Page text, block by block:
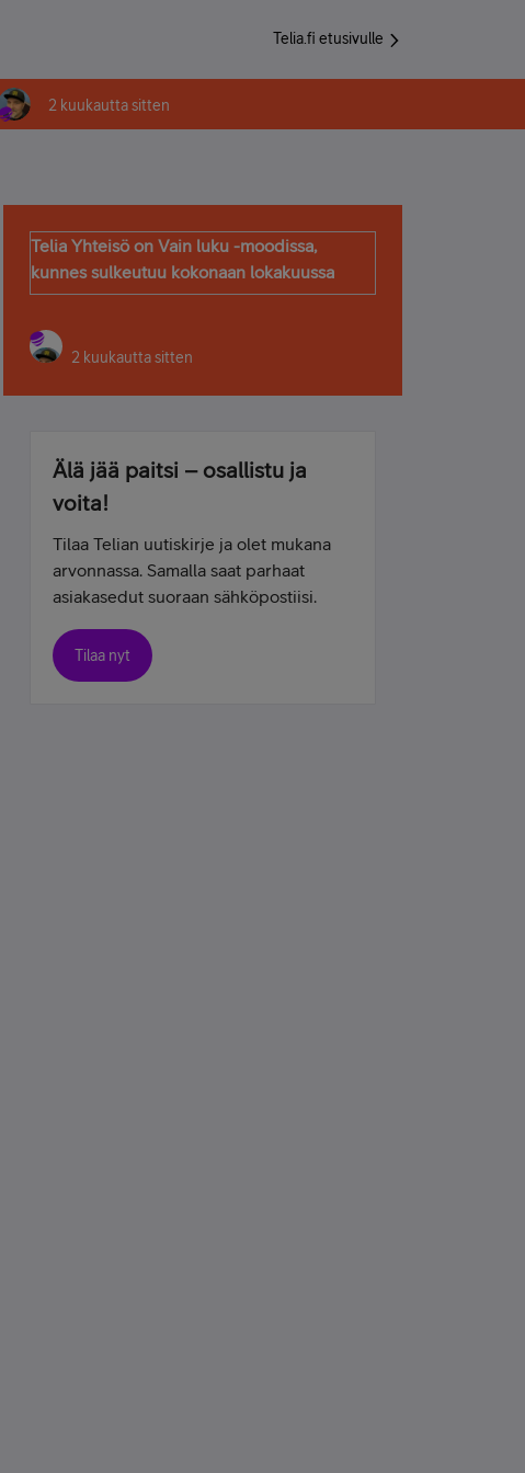
Telia.fi etusivulle
2 kuukautta sitten
Telia Yhteisö on Vain luku -moodissa,
kunnes sulkeutuu kokonaan lokakuussa
2 kuukautta sitten
Älä jää paitsi – osallistu ja
voita!
Tilaa Telian uutiskirje ja olet mukana
arvonnassa. Samalla saat parhaat
asiakasedut suoraan sähköpostiisi.
Tilaa nyt